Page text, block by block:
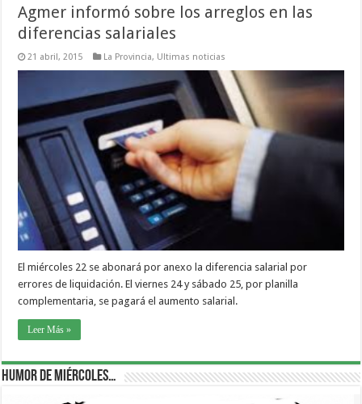
Agmer informó sobre los arreglos en las
diferencias salariales
21 abril, 2015 La Provincia, Ultimas noticias
El miércoles 22 se abonará por anexo la diferencia salarial por
errores de liquidación. El viernes 24 y sábado 25, por planilla
complementaria, se pagará el aumento salarial.
Leer Más »
Humor de Miércoles…